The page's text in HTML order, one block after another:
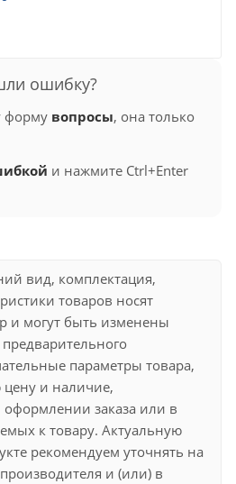
ошибку?
форму вопросы, она только
и нажмите Ctrl+Enter
вид, комплектация,
товаров носят
и могут быть изменены
параметры товара,
цену и наличие,
заказа или в
к товару. Актуальную
рекомендуем уточнять на
и (или) в